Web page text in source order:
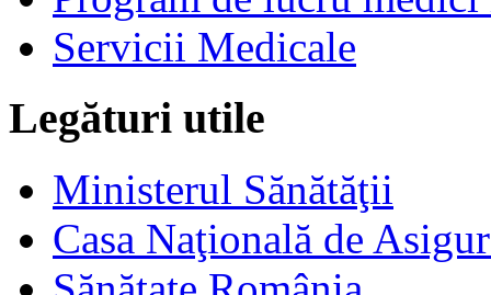
Servicii Medicale
Legături utile
Ministerul Sănătăţii
Casa Naţională de